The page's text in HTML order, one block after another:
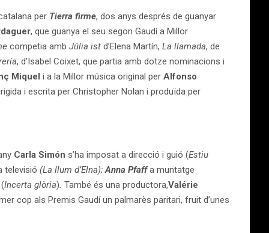
per Tierra firme, dos anys després de guanyar
, que guanya el seu segon Gaudí a Millor
competia amb Júlia ist d’Elena Martín, La llamada, de
, d’Isabel Coixet, que partia amb dotze nominacions i
Miquel i a la Millor música original per Alfonso
i escrita per Christopher Nolan i produïda per
Carla Simón s’ha imposat a direcció i guió (Estiu
televisió (La llum d’Elna);Anna Pfaffa muntatge
Incerta glòria). També és una productora,Valérie
cop als Premis Gaudí un palmarès paritari, fruit d’unes